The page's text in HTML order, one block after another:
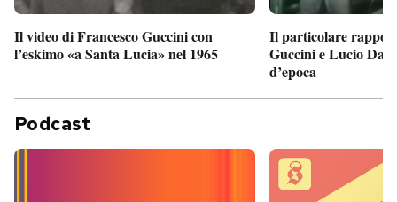
Il video di Francesco Guccini con
l’eskimo «a Santa Lucia» nel 1965
Il particolare
Guccini e Lucio
d’epoca
Podcast